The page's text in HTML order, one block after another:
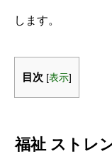
します。
目次 [表示]
福祉 ストレ